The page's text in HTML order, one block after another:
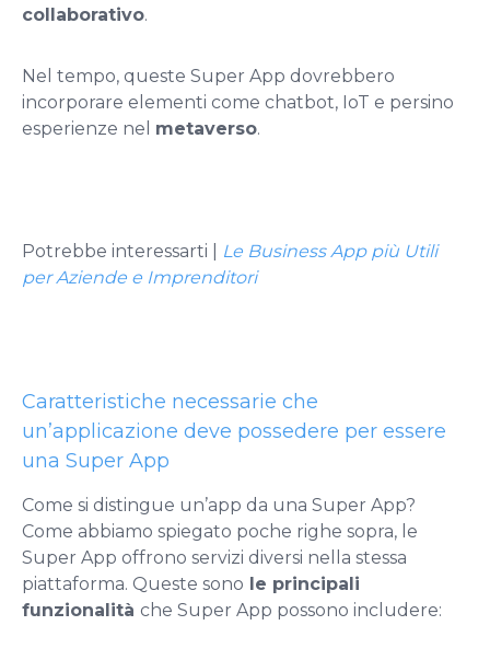
collaborativo.
Nel tempo, queste Super App dovrebbero
incorporare elementi come chatbot, IoT e persino
esperienze nel metaverso.
Potrebbe interessarti |
Le Business App più Utili
per Aziende e Imprenditori
Caratteristiche necessarie che
un’applicazione deve possedere per essere
una Super App
Come si distingue un’app da una Super App?
Come abbiamo spiegato poche righe sopra, le
Super App offrono servizi diversi nella stessa
piattaforma. Queste sono le principali
funzionalità che Super App possono includere: